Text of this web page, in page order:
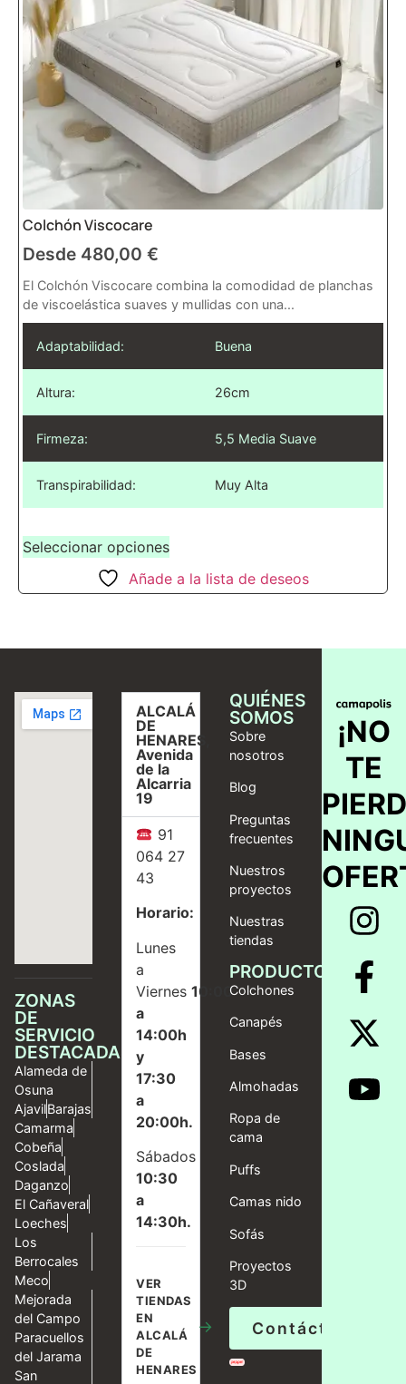
Colchón Viscocare
Desde 480,00 €
El Colchón Viscocare combina la comodidad de planchas
de viscoelástica suaves y mullidas con una...
Adaptabilidad: Buena
Altura: 26cm
Firmeza: 5,5 Media Suave
Transpirabilidad: Muy Alta
Seleccionar opciones
Añade a la lista de deseos
ZONAS
DE
SERVICIO
DESTACADAS
Alameda de
Osuna
AjavilBarajas
Camarma
Cobeña
Coslada
Daganzo
El Cañaveral
Loeches
Los
Berrocales
Meco
Mejorada
del Campo
Paracuellos
del Jarama
San
ALCALÁ
DE
HENARES,
Avenida
de la
Alcarria
19
91
064 27
43
Horario:
Lunes
a
Viernes10:00
a
14:00h
y
17:30
a
20:00h.
Sábados
10:30
a
14:30h.
VER
TIENDAS
EN
ALCALÁ
DE
HENARES
→
QUIÉNES
SOMOS
Sobre
nosotros
Blog
Preguntas
frecuentes
Nuestros
proyectos
Nuestras
tiendas
PRODUCTOS
Colchones
Canapés
Bases
Almohadas
Ropa de
cama
Puffs
Camas nido
Sofás
Proyectos
3D
Contáctanos
¡NO
TE